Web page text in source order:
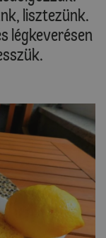
lisztezünk.
légkeverésen